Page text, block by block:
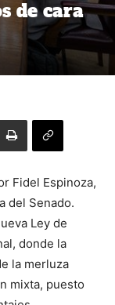
de cara
Fidel Espinoza,
del Senado.
Ley de
donde la
la merluza
mixta, puesto